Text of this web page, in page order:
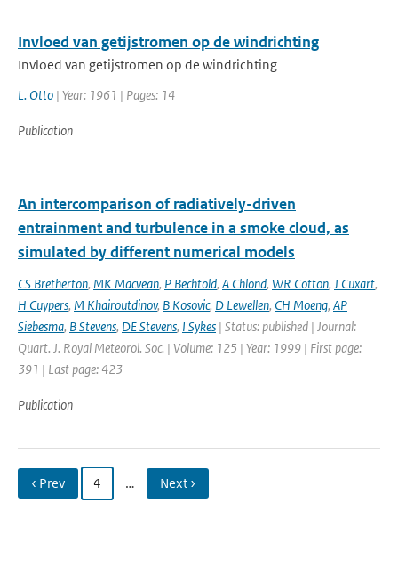
Invloed van getijstromen op de windrichting
Invloed van getijstromen op de windrichting
L. Otto | Year: 1961 | Pages: 14
Publication
An intercomparison of radiatively-driven
entrainment and turbulence in a smoke cloud, as
simulated by different numerical models
CS Bretherton, MK Macvean, P Bechtold, A Chlond, WR Cotton, J Cuxart,
H Cuypers, M Khairoutdinov, B Kosovic, D Lewellen, CH Moeng, AP
Siebesma, B Stevens, DE Stevens, I Sykes | Status: published | Journal:
Quart. J. Royal Meteorol. Soc. | Volume: 125 | Year: 1999 | First page:
391 | Last page: 423
Publication
‹ Prev 4 … Next ›